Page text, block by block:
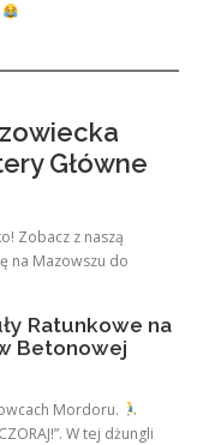
Główne
Zobacz z naszą
na Mazowszu do
Ratunkowe na
Betonowej
Mordoru.
W tej dżungli